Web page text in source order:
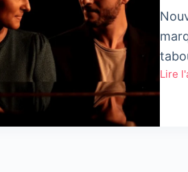
Lire
vous